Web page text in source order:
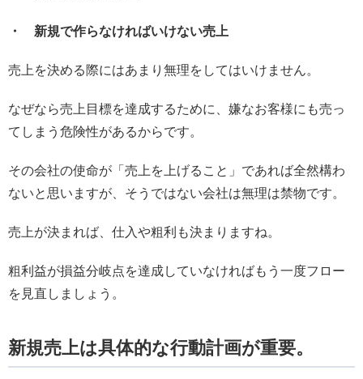
・ 新規で作らなければいけない売上
売上を決める際にはあまり無理をしてはいけません。
なぜなら売上目標を達成するために、嫌なお客様にも売っ
てしまう危険性があるからです。
その会社の使命が「売上を上げること」であれば全然構わ
ないと思いますが、そうではない会社は無理は禁物です。
売上が決まれば、仕入や粗利も決まりますね。
粗利益が損益分岐点を達成していなければもう一度フロー
を見直しましょう。
新規売上は具体的な行動計画が重要。